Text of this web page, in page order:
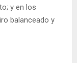
y en los
balanceado y